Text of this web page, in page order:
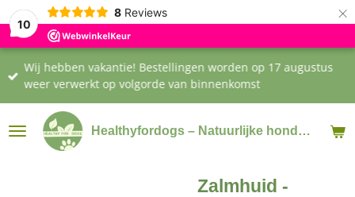
10
8 Reviews ×
Healthyfordogs – Natuurlijke hondensnacks & supplementen
Wij hebben vakantie! Bestellingen worden op 17 augustus
weer verwerkt op volgorde van binnenkomst
Zalmhuid -